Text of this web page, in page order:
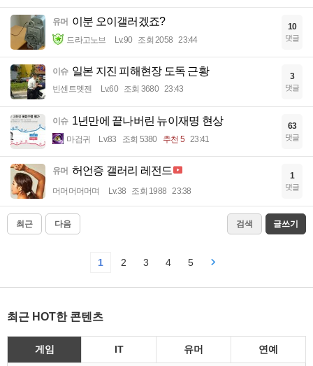
유머 이분 오이갤러겠죠?
드라고노브 Lv.90 조회 2058 23:44
10
댓글
이슈 일본 지진 피해현장 도독 근황
빈센트멧젠 Lv.60 조회 3680 23:43
3
댓글
이슈 1년만에 끝나버린 뉴이재명 현상
마검귀 Lv.83 조회 5380 추천 5 23:41
63
댓글
유머 허언증 갤러리 레전드
머머머머머며 Lv.38 조회 1988 23:38
1
댓글
최근 다음 검색 글쓰기
1 2 3 4 5
최근 HOT한 콘텐츠
게임 IT 유머 연예